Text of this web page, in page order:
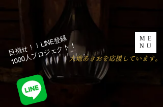
ME
NU
​大地あきおを応援しています。
目指せ！！LINE登録
1000人プロジェクト！​